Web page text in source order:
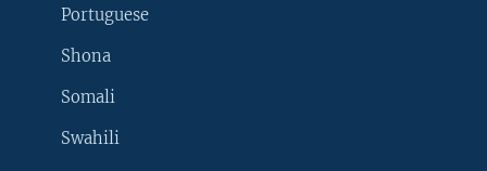
SUIVEZ-NOUS
Portuguese
Shona
Somali
Swahili